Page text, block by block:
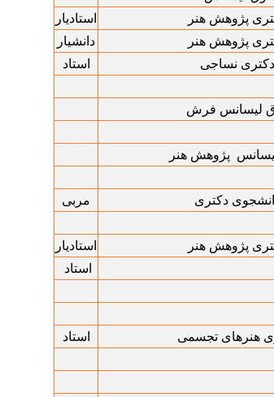
پژوهش هنر استادیار
پژوهش هنر دانشیار
دکتری نساجی استاد
لیسانس فرش
پژوهش هنر
دکتری مربی
پژوهش هنر استادیار
استاد
هنرهای تجسمی استاد